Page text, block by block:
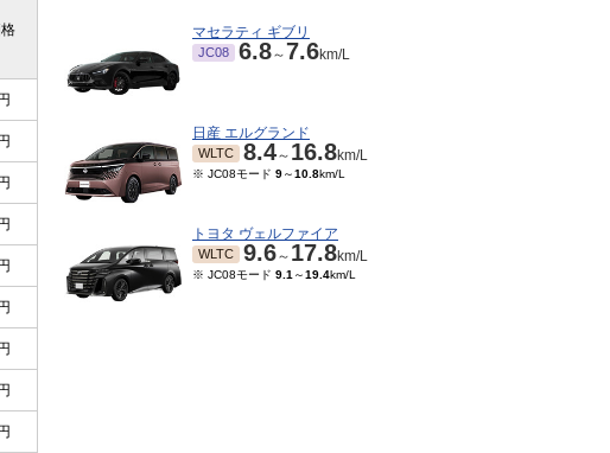
マセラティ ギブリ
JC08 6.8～7.6km/L
日産 エルグランド
WLTC 8.4～ 16.8km/L
※ JC08モード 9～10.8km/L
トヨタ ヴェルファイア
WLTC 9.6～ 17.8km/L
※ JC08モード 9.1 ～19.4km/L